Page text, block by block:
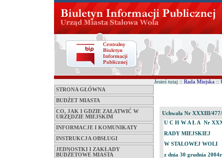
STRONA GŁÓWNA
BUDŻET MIASTA
CO, JAK I GDZIE ZAŁATWIĆ W
URZĘDZIE MIEJSKIM
INFORMACJE I KOMUNIKATY
INSTRUKCJA OBSŁUGI
JEDNOSTKI I ZAKŁADY
BUDŻETOWE MIASTA
Jesteś tutaj :: Rada Miejska ::
Uchwała Nr XXXIII/
U C H W A Ł A Nr
RADY MIEJSKIEJ
W STALOWEJ WOLI
z dnia 30 grudnia